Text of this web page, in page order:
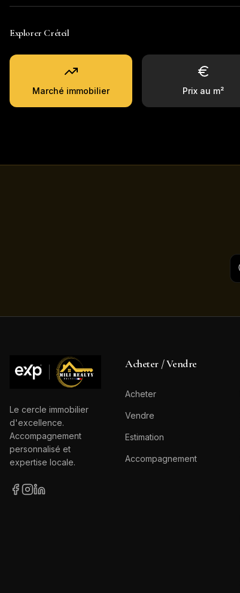
Explorer Créteil
Marché immobilier Prix au m²
Le cercle immobilier
d'excellence.
Accompagnement
personnalisé et
expertise locale.
Acheter / Vendre
Acheter
Vendre
Estimation
Accompagnement